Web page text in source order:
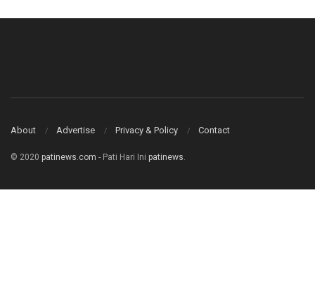
About Advertise Privacy & Policy Contact
© 2020 patinews.com - Pati Hari Ini patinews